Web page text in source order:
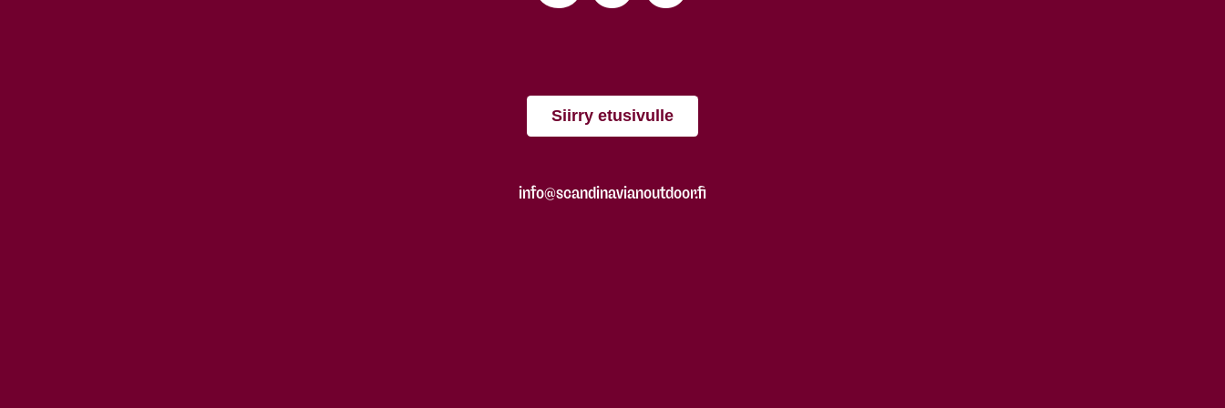
Siirry etusivulle
info@scandinavianoutdoor.fi